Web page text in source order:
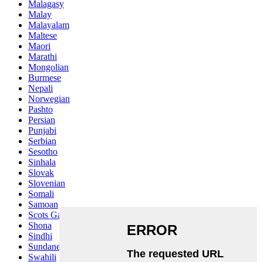
Malagasy
Malay
Malayalam
Maltese
Maori
Marathi
Mongolian
Burmese
Nepali
Norwegian
Pashto
Persian
Punjabi
Serbian
Sesotho
Sinhala
Slovak
Slovenian
Somali
Samoan
Scots Gaelic
Shona
Sindhi
Sundanese
Swahili